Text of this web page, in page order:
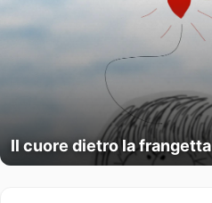
Il cuore dietro la frangetta